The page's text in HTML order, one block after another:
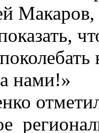
нами!»